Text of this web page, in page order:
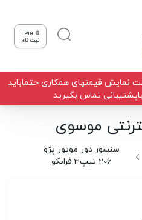
ورود |
ثبت نام
نمایش قیمتهای همکاری حتماباید
تماس بگیرید
موسوی
سنسور دور موتور پژو
206 تیپ3 فرانکو